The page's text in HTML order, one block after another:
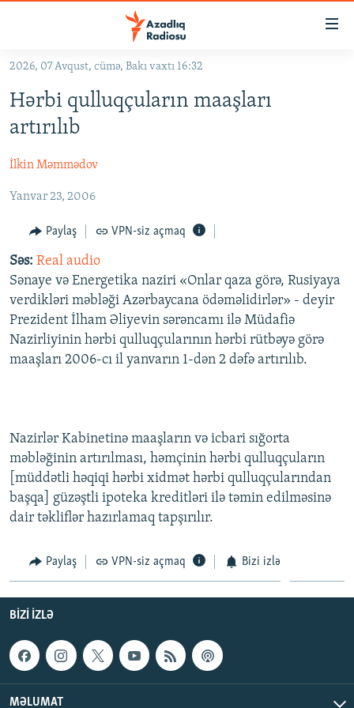
Əsas
qayıt
Əsas
qayıt
keç
#ƏSLINDƏ
FƏRQƏ BAX
QANUNI DOĞRU
ARAŞDIRMA
MULTIMEDIA
VIDEO
FOTOQALEREYA
İNFOQRAFIKA
RADIO ARXIV
OXU ZALI
AZƏRBAYCAN ƏDƏBIYYATI KITABXANASI
HAQQIMIZDA
MISSIYAMIZ
AZADLIQRADIOSU MOBIL TELEFONUNUZDA
BIZIMLƏ ƏLAQƏ
XƏBƏR BÜLLETENLƏRIMIZ
RFE/RL-in bütün saytları
2026, 07 Avqust, cümə, Bakı vaxtı 16:32
Hərbi qulluqçuların maaşları
artırılıb
İlkin Məmmədov
Yanvar 23, 2006
Paylaş VPN-siz açmaq
Səs: Real audio
Sənaye və Energetika naziri «Onlar qaza görə, Rusiyaya
verdikləri məbləği Azərbaycana ödəməlidirlər» - deyir
Prezident İlham Əliyevin sərəncamı ilə Müdafiə
Nazirliyinin hərbi qulluqçularının hərbi rütbəyə görə
maaşları 2006-cı il yanvarın 1-dən 2 dəfə artırılıb.
Nazirlər Kabinetinə maaşların və icbari sığorta
məbləğinin artırılması, həmçinin hərbi qulluqçuların
[müddətli həqiqi hərbi xidmət hərbi qulluqçularından
başqa] güzəştli ipoteka kreditləri ilə təmin edilməsinə
dair təkliflər hazırlamaq tapşırılır.
Paylaş VPN-siz açmaq Bizi izlə
BIZI IZLƏ
MƏLUMAT